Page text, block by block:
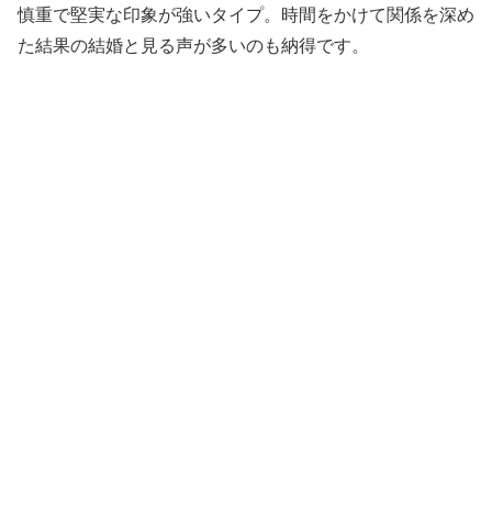
慎重で堅実な印象が強いタイプ。時間をかけて関係を深め
た結果の結婚と見る声が多いのも納得です。